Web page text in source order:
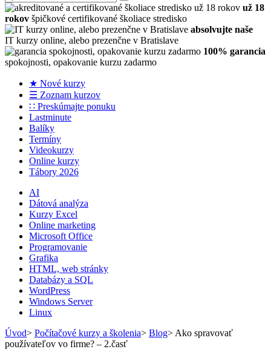
už 18
rokov špičkové certifikované školiace stredisko
absolvujte naše
IT kurzy online, alebo prezenčne v Bratislave
100% garancia
spokojnosti, opakovanie kurzu zadarmo
★ Nové kurzy
☰ Zoznam kurzov
∷ Preskúmajte ponuku
Lastminute
Balíky
Termíny
Videokurzy
Online kurzy
Tábory 2026
AI
Dátová analýza
Kurzy Excel
Online marketing
Microsoft Office
Programovanie
Grafika
HTML, web stránky
Databázy a SQL
WordPress
Windows Server
Linux
Úvod> Počítačové kurzy a školenia> Blog> Ako spravovať
používateľov vo firme? – 2.časť